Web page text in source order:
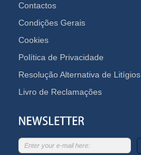
Contactos
Condições Gerais
Cookies
Política de Privacidade
Resolução Alternativa de Litígios
Livro de Reclamações